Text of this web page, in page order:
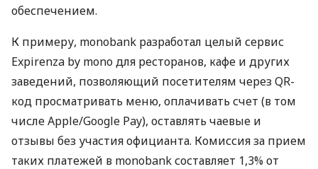
обеспечением.
К примеру, monobank разработал целый сервис
Expirenza by mono для ресторанов, кафе и других
заведений, позволяющий посетителям через QR-
код просматривать меню, оплачивать счет (в том
числе Apple/Google Pay), оставлять чаевые и
отзывы без участия официанта. Комиссия за прием
таких платежей в monobank составляет 1,3% от